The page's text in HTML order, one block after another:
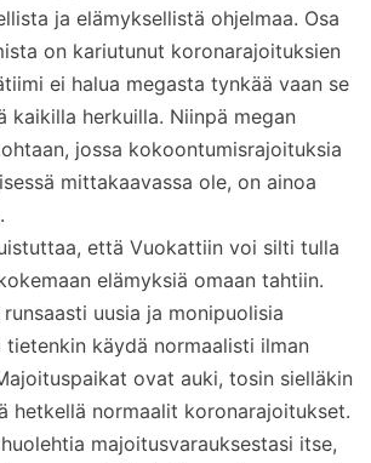
ja elämyksellistä ohjelmaa. Osa
on kariutunut koronarajoituksien
ei halua megasta tynkää vaan se
kaikilla herkuilla. Niinpä megan
jossa kokoontumisrajoituksia
mittakaavassa ole, on ainoa
että Vuokattiin voi silti tulla
elämyksiä omaan tahtiin.
uusia ja monipuolisia
käydä normaalisti ilman
ovat auki, tosin sielläkin
hetkellä normaalit koronarajoitukset.
majoitusvarauksestasi itse,